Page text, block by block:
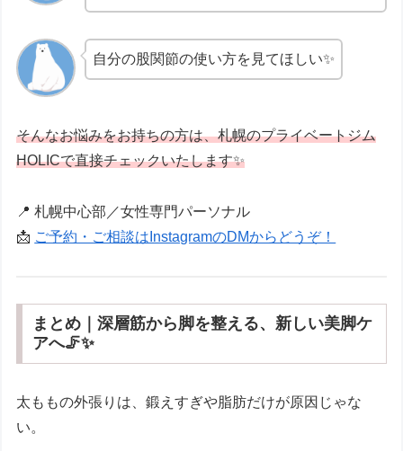
自分の股関節の使い方を見てほしい✨
そんなお悩みをお持ちの方は、札幌のプライベートジム
HOLICで直接チェックいたします✨
📍 札幌中心部／女性専門パーソナル
📩 ご予約・ご相談はInstagramのDMからどうぞ！
まとめ｜深層筋から脚を整える、新しい美脚ケ
アへ🦵✨
太ももの外張りは、鍛えすぎや脂肪だけが原因じゃな
い。